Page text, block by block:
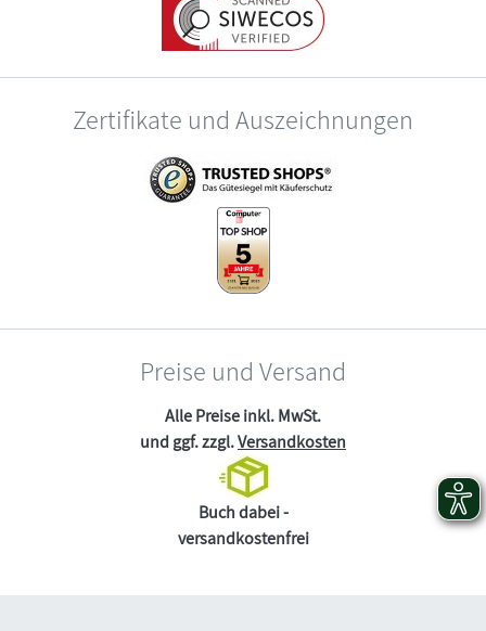
Zertifikate und Auszeichnungen
Preise und Versand
Alle Preise inkl. MwSt.
und ggf. zzgl.Versandkosten
Buch dabei -
versandkostenfrei